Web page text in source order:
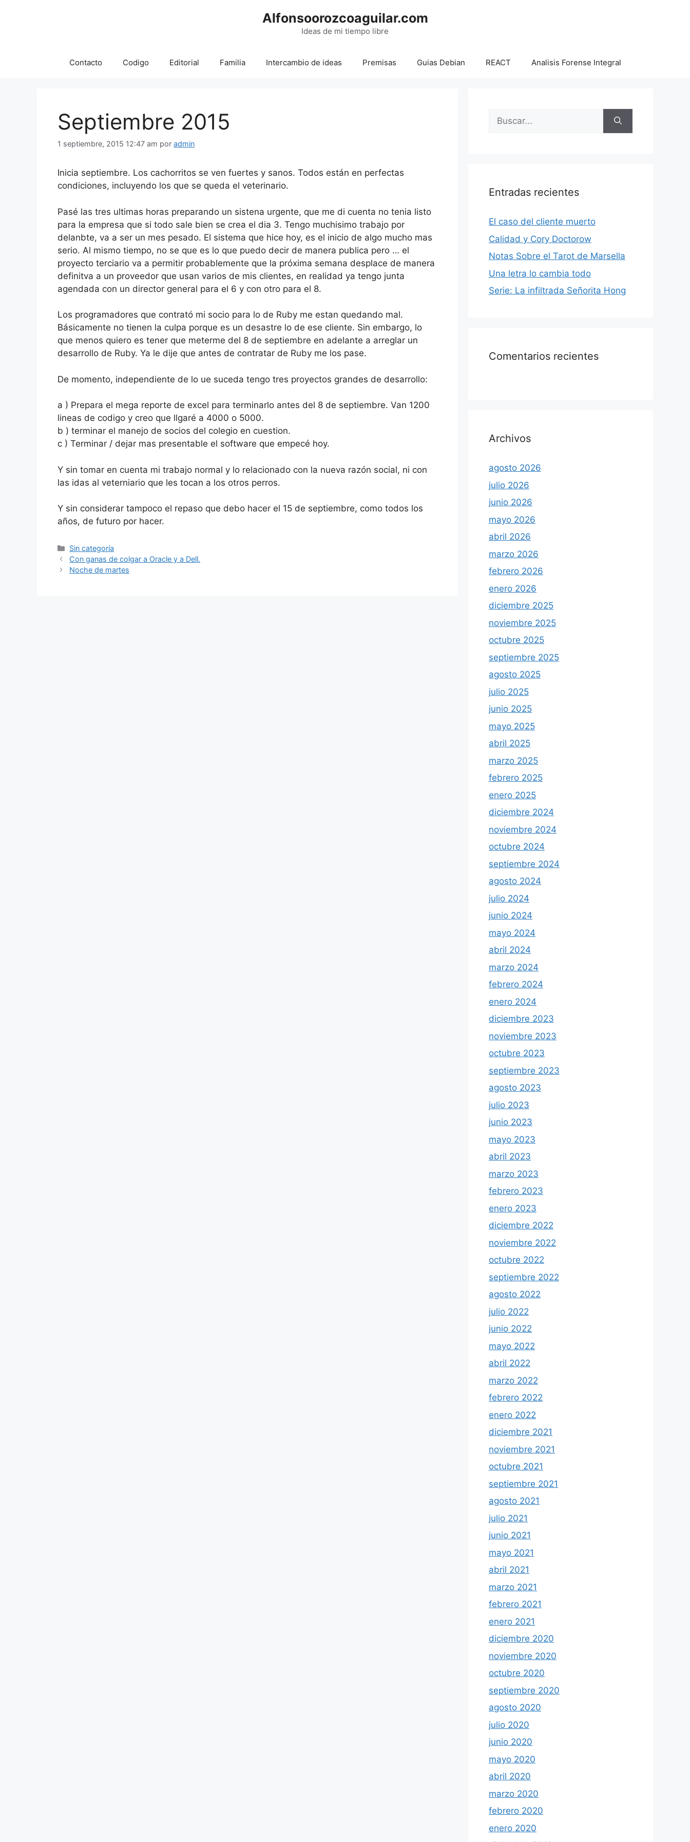
Alfonsoorozcoaguilar.com
Ideas de mi tiempo libre
Contacto Codigo Editorial Familia Intercambio de ideas Premisas Guias Debian REACT Analisis Forense Integral
Septiembre 2015
1 septiembre, 2015 12:47 am por admin
Inicia septiembre. Los cachorritos se ven fuertes y sanos. Todos están en perfectas
condiciones, incluyendo los que se queda el veterinario.
Pasé las tres ultimas horas preparando un sistena urgente, que me di cuenta no tenia listo
para la empresa que si todo sale bien se crea el dia 3. Tengo muchisimo trabajo por
delanbte, va a ser un mes pesado. El sistema que hice hoy, es el inicio de algo mucho mas
serio. Al mismo tiempo, no se que es lo que puedo decir de manera publica pero … el
proyecto terciario va a permitir probablemente que la próxima semana desplace de manera
definitva a un proveedor que usan varios de mis clientes, en realidad ya tengo junta
agendada con un director general para el 6 y con otro para el 8.
Los programadores que contrató mi socio para lo de Ruby me estan quedando mal.
Básicamente no tienen la culpa porque es un desastre lo de ese cliente. Sin embargo, lo
que menos quiero es tener que meterme del 8 de septiembre en adelante a arreglar un
desarrollo de Ruby. Ya le dije que antes de contratar de Ruby me los pase.
De momento, independiente de lo ue suceda tengo tres proyectos grandes de desarrollo:
a ) Prepara el mega reporte de excel para terminarlo antes del 8 de septiembre. Van 1200
lineas de codigo y creo que llgaré a 4000 o 5000.
b ) terminar el manejo de socios del colegio en cuestion.
c ) Terminar / dejar mas presentable el software que empecé hoy.
Y sin tomar en cuenta mi trabajo normal y lo relacionado con la nueva razón social, ni con
las idas al veterniario que les tocan a los otros perros.
Y sin considerar tampoco el repaso que debo hacer el 15 de septiembre, como todos los
años, de futuro por hacer.
Categorías
Sin categoría
Con ganas de colgar a Oracle y a Dell.
Noche de martes
Buscar:
Entradas recientes
El caso del cliente muerto
Calidad y Cory Doctorow
Notas Sobre el Tarot de Marsella
Una letra lo cambia todo
Serie: La infiltrada Señorita Hong
Comentarios recientes
Archivos
agosto 2026
julio 2026
junio 2026
mayo 2026
abril 2026
marzo 2026
febrero 2026
enero 2026
diciembre 2025
noviembre 2025
octubre 2025
septiembre 2025
agosto 2025
julio 2025
junio 2025
mayo 2025
abril 2025
marzo 2025
febrero 2025
enero 2025
diciembre 2024
noviembre 2024
octubre 2024
septiembre 2024
agosto 2024
julio 2024
junio 2024
mayo 2024
abril 2024
marzo 2024
febrero 2024
enero 2024
diciembre 2023
noviembre 2023
octubre 2023
septiembre 2023
agosto 2023
julio 2023
junio 2023
mayo 2023
abril 2023
marzo 2023
febrero 2023
enero 2023
diciembre 2022
noviembre 2022
octubre 2022
septiembre 2022
agosto 2022
julio 2022
junio 2022
mayo 2022
abril 2022
marzo 2022
febrero 2022
enero 2022
diciembre 2021
noviembre 2021
octubre 2021
septiembre 2021
agosto 2021
julio 2021
junio 2021
mayo 2021
abril 2021
marzo 2021
febrero 2021
enero 2021
diciembre 2020
noviembre 2020
octubre 2020
septiembre 2020
agosto 2020
julio 2020
junio 2020
mayo 2020
abril 2020
marzo 2020
febrero 2020
enero 2020